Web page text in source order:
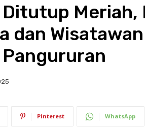
Ditutup Meriah,
dan
Pinterest WhatsApp